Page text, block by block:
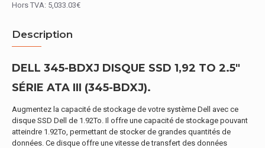
Hors TVA: 5,033.03€
Description
DELL 345-BDXJ DISQUE SSD 1,92 TO 2.5"
SÉRIE ATA III (345-BDXJ).
Augmentez la capacité de stockage de votre système Dell avec ce
disque SSD Dell de 1.92To. Il offre une capacité de stockage pouvant
atteindre 1.92To, permettant de stocker de grandes quantités de
données. Ce disque offre une vitesse de transfert des données